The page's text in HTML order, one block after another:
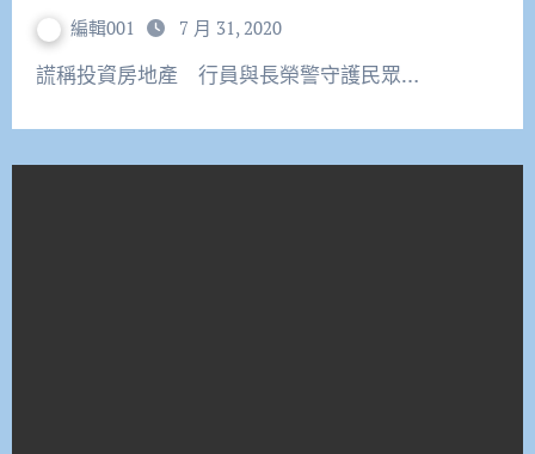
編輯001 7 月 31, 2020
謊稱投資房地產 行員與長榮警守護民眾…